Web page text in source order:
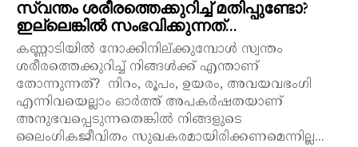
സ്വന്തം ശരീരത്തെക്കുറിച്ച് മതിപ്പുണ്ടോ?
ഇല്ലെങ്കിൽ സംഭവിക്കുന്നത്…
കണ്ണാടിയിൽ നോക്കിനില്ക്കുമ്പോൾ സ്വന്തം
ശരീരത്തെക്കുറിച്ച് നിങ്ങൾക്ക് എന്താണ്
തോന്നുന്നത്? നിറം, രൂപം, ഉയരം, അവയവഭംഗി
എന്നിവയെല്ലാം ഓർത്ത് അപകർഷതയാണ്
അനുഭവപ്പെടുന്നതെങ്കിൽ നിങ്ങളുടെ
ലൈംഗികജീവിതം സുഖകരമായിരിക്കണമെന്നില്ല...